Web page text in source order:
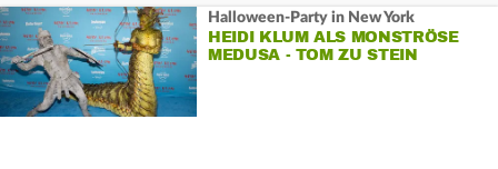
Halloween-Party in New York
HEIDI KLUM ALS MONSTRÖSE
MEDUSA - TOM ZU STEIN